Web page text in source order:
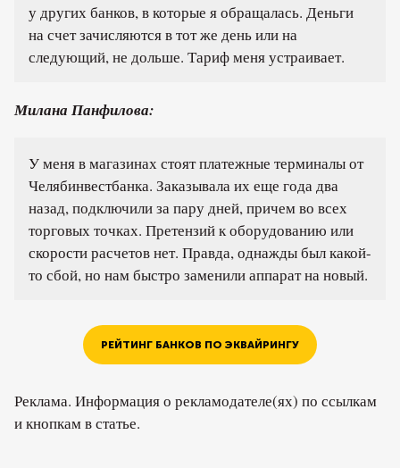
у других банков, в которые я обращалась. Деньги
на счет зачисляются в тот же день или на
следующий, не дольше. Тариф меня устраивает.
Милана Панфилова:
У меня в магазинах стоят платежные терминалы от
Челябинвестбанка. Заказывала их еще года два
назад, подключили за пару дней, причем во всех
торговых точках. Претензий к оборудованию или
скорости расчетов нет. Правда, однажды был какой-
то сбой, но нам быстро заменили аппарат на новый.
РЕЙТИНГ БАНКОВ ПО ЭКВАЙРИНГУ
Реклама. Информация о рекламодателе(ях) по ссылкам
и кнопкам в статье.